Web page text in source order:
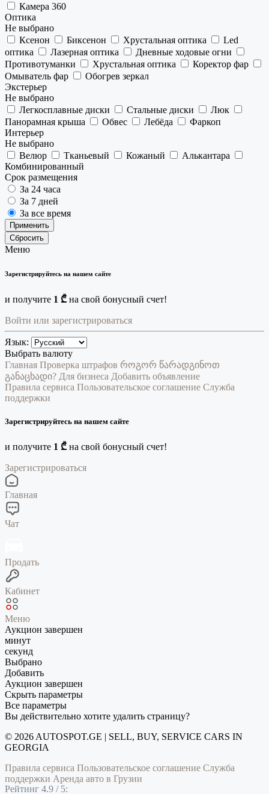
Камера 360
Оптика
Не выбрано
Ксенон
Биксенон Хрустальная оптика
Led
оптика
Лазерная оптика
Дневные ходовые огни
Противотуманки
Хрустальная оптика
Коректор фар
Омыватель фар
Обогрев зеркал
Экстерьер
Не выбрано
Легкосплавные диски
Стальные диски
Люк
Панорамная крыша
Обвес Лебёда
Фаркоп
Интерьер
Не выбрано
Велюр
Тканьевый Кожаный
Алькантара
Комбинированный
Срок размещения
За 24 часа
За 7 дней
За все время
Применить
Сбросить
Меню
Зарегистрируйтесь на нашем сайте
и получите 1 ₾ на свой бонусный счет!
Войти или зарегистрироваться
Язык:
Выбрать валюту
Главная Проверка штрафов როგორ წარადგინოთ
განაცხადი? Для бизнеса Добавить объявление
Правила сервиса Пользовательское соглашение Служба
поддержки
Зарегистрируйтесь на нашем сайте
и получите 1 ₾ на свой бонусный счет!
Зарегистрироваться
Главная
Чат
Продать
Кабинет
Меню
Аукцион завершен
минут
секунд
Выбрано
Добавить
Аукцион завершен
Скрыть параметры
Все параметры
Вы действительно хотите удалить страницу?
© 2026 AUTOSPOT.GE | SELL, BUY, SERVICE CARS IN
GEORGIA
Правила сервиса Пользовательское соглашение Служба
поддержки Аренда авто в Грузии
Рейтинг 4.9 / 5: